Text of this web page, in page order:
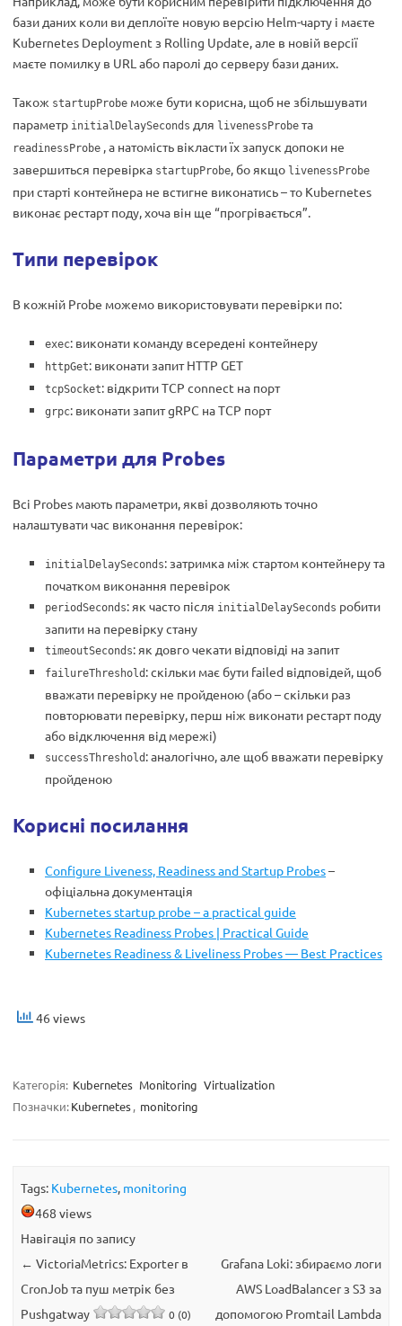
бази даних коли ви деплоїте новую версію Helm-чарту і маєте
Kubernetes Deployment з Rolling Update, але в новій версії
маєте помилку в URL або паролі до серверу бази даних.
Також startupProbe може бути корисна, щоб не збільшувати
параметр initialDelaySeconds для livenessProbe та
readinessProbe , а натомість вікласти їх запуск допоки не
завершиться перевірка startupProbe, бо якщо livenessProbe
при старті контейнера не встигне виконатись – то Kubernetes
виконає рестарт поду, хоча він ще “прогрівається”.
Типи перевірок
В кожній Probe можемо використовувати перевірки по:
exec: виконати команду всередені контейнеру
httpGet: виконати запит HTTP GET
tcpSocket: відкрити TCP connect на порт
grpc: виконати запит gRPC на TCP порт
Параметри для Probes
Всі Probes мають параметри, якві дозволяють точно
налаштувати час виконання перевірок:
initialDelaySeconds: затримка між стартом контейнеру та
початком виконання перевірок
periodSeconds: як часто після initialDelaySeconds робити
запити на перевірку стану
timeoutSeconds: як довго чекати відповіді на запит
failureThreshold : скільки має бути failed відповідей, щоб
вважати перевірку не пройденою (або – скільки раз
повторювати перевірку, перш ніж виконати рестарт поду
або відключення від мережі)
successThreshold : аналогічно, але щоб вважати перевірку
пройденою
Корисні посилання
Configure Liveness, Readiness and Startup Probes–
офіціальна документація
Kubernetes startup probe – a practical guide
Kubernetes Readiness Probes | Practical Guide
Kubernetes Readiness & Liveliness Probes — Best Practices
46 views
Категорія: Kubernetes Monitoring Virtualization
Позначки:Kubernetes, monitoring
Tags: Kubernetes, monitoring
468 views
Навігація по запису
← VictoriaMetrics: Exporter в
CronJob та пуш метрік без
Pushgatway
0 (0)
Grafana Loki: збираємо логи
AWS LoadBalancer з S3 за
допомогою Promtail Lambda